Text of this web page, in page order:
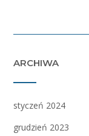
ARCHIWA
styczeń 2024
grudzień 2023